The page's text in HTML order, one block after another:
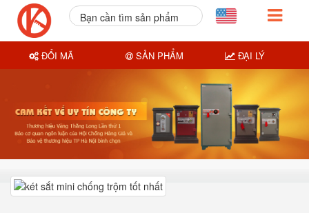
Bạn cần tìm sản phẩm
ĐỔI MÃ SẢN PHẨM ĐẠI LÝ